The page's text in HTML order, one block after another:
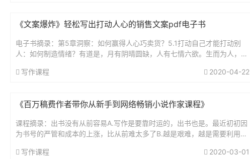
《文案爆炸》轻松写出打动人心的销售文案pdf电子书
电子书摘录：第5章洞察：如何赢得人心巧卖货？5.1打动自己才能打动别
人：如何制造情绪？有道是，月有阴晴圆缺，人有七情六欲。生而为人，谁
以...写作课程 2020-04-22
《百万稿费作者带你从新手到网络畅销小说作家课程》
课程摘录：出书没有从前容易A.写作是要靠时运的，出书也是。最近初初因
为书号的严管和成本的上涨，比从前难太多了B.越是艰难，越是需要利用市
写作课程
2020-03-01